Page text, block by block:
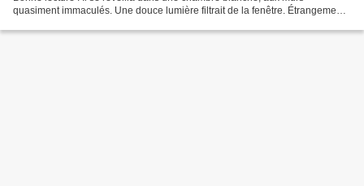
quasiment immaculés. Une douce lumière filtrait de la fenêtre. Étrangement,